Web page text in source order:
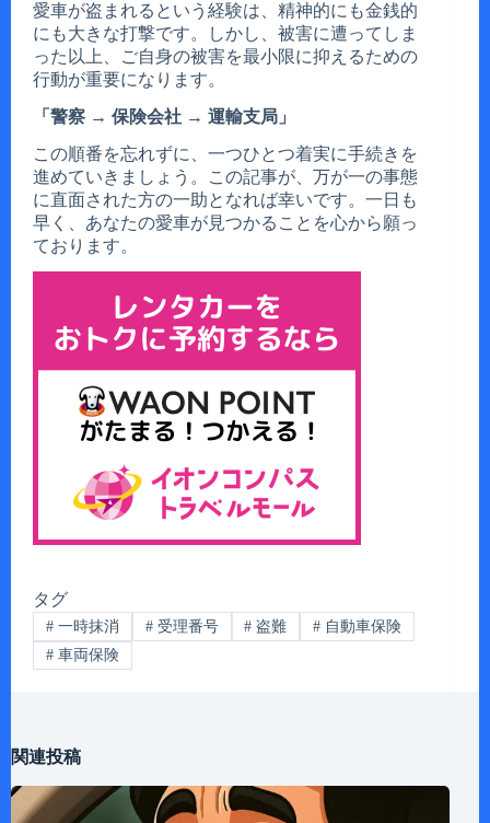
愛車が盗まれるという経験は、精神的にも金銭的
にも大きな打撃です。しかし、被害に遭ってしま
った以上、ご自身の被害を最小限に抑えるための
行動が重要になります。
「警察 → 保険会社 → 運輸支局」
この順番を忘れずに、一つひとつ着実に手続きを
進めていきましょう。この記事が、万が一の事態
に直面された方の一助となれば幸いです。一日も
早く、あなたの愛車が見つかることを心から願っ
ております。
タグ
#一時抹消 #受理番号 # 盗難 # 自動車保険
#車両保険
関連投稿